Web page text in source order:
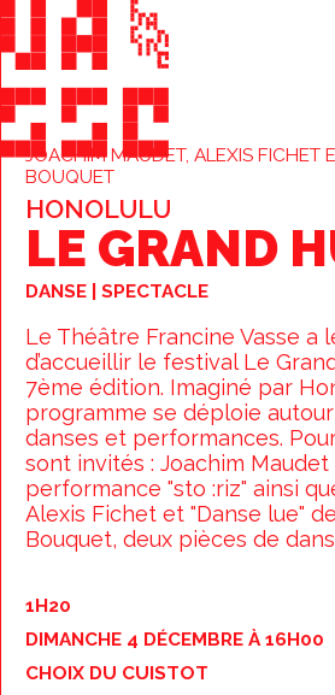
JOACHIM MAUDET, ALEXIS FICHET
BOUQUET
HONOLULU
LE GRAND
DANSE | SPECTACLE
Le Théâtre Francine Vasse a
d’accueillir le festival Le
7ème édition. Imaginé par
programme se déploie
danses et performances.
sont invités : Joachim Maudet
performance "sto :riz" ainsi
Alexis Fichet et "Danse lue"
Bouquet, deux pièces de
1H20
DIMANCHE 4 DÉCEMBRE À 16H00
CHOIX DU CUISTOT